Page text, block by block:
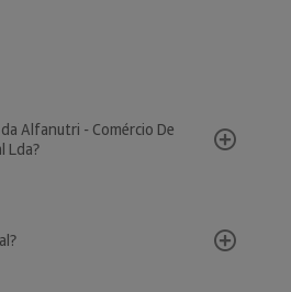
Alfanutri - Comércio De
Lda?